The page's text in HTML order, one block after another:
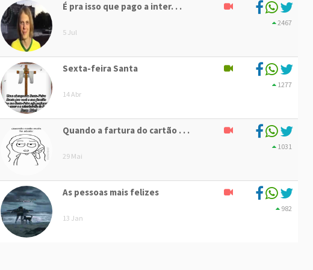
É pra isso que pago a inter. . .
5 Jul
2467
Sexta-feira Santa
14 Abr
1277
Quando a fartura do cartão . . .
29 Mai
1031
As pessoas mais felizes
13 Jan
982